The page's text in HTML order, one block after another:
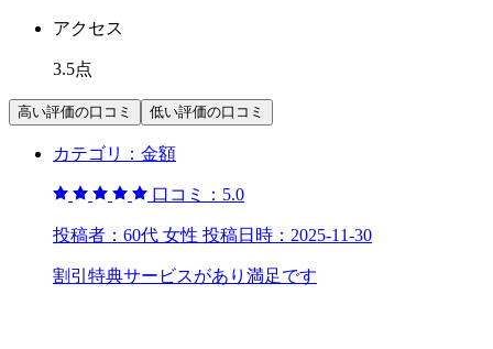
アクセス
3.5点
高い評価の口コミ 低い評価の口コミ
カテゴリ： 金額
口コミ： 5.0
投稿者： 60代 女性 投稿日時： 2025-11-30
割引特典サービスがあり満足です